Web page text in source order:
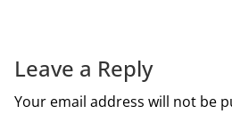
k
Leave a Reply
Your email address will not be